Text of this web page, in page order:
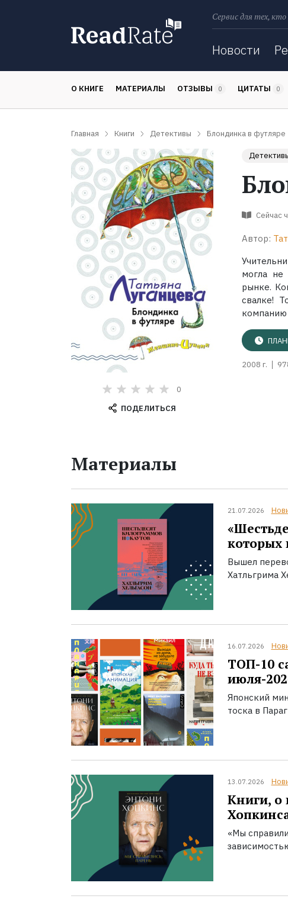
Сервис для тех,
Новости
О КНИГЕ МАТЕРИАЛЫ ОТЗЫВЫ 0 ЦИТАТЫ 0
Главная Книги Детективы Блондинка в футляре
0
ПОДЕЛИТЬСЯ
Сейчас
Автор:
могла не
рынке.
свалке!
компанию
2008 г.
Материалы
21.07.2026
которых
Вышел
Хатльгрима
16.07.2026
ТОП-10
июля-
Японский
тоска в
13.07.2026
Книги, о
«Мы